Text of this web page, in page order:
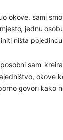
okove, sami
jednu
ništa
sami
okove
govori kako